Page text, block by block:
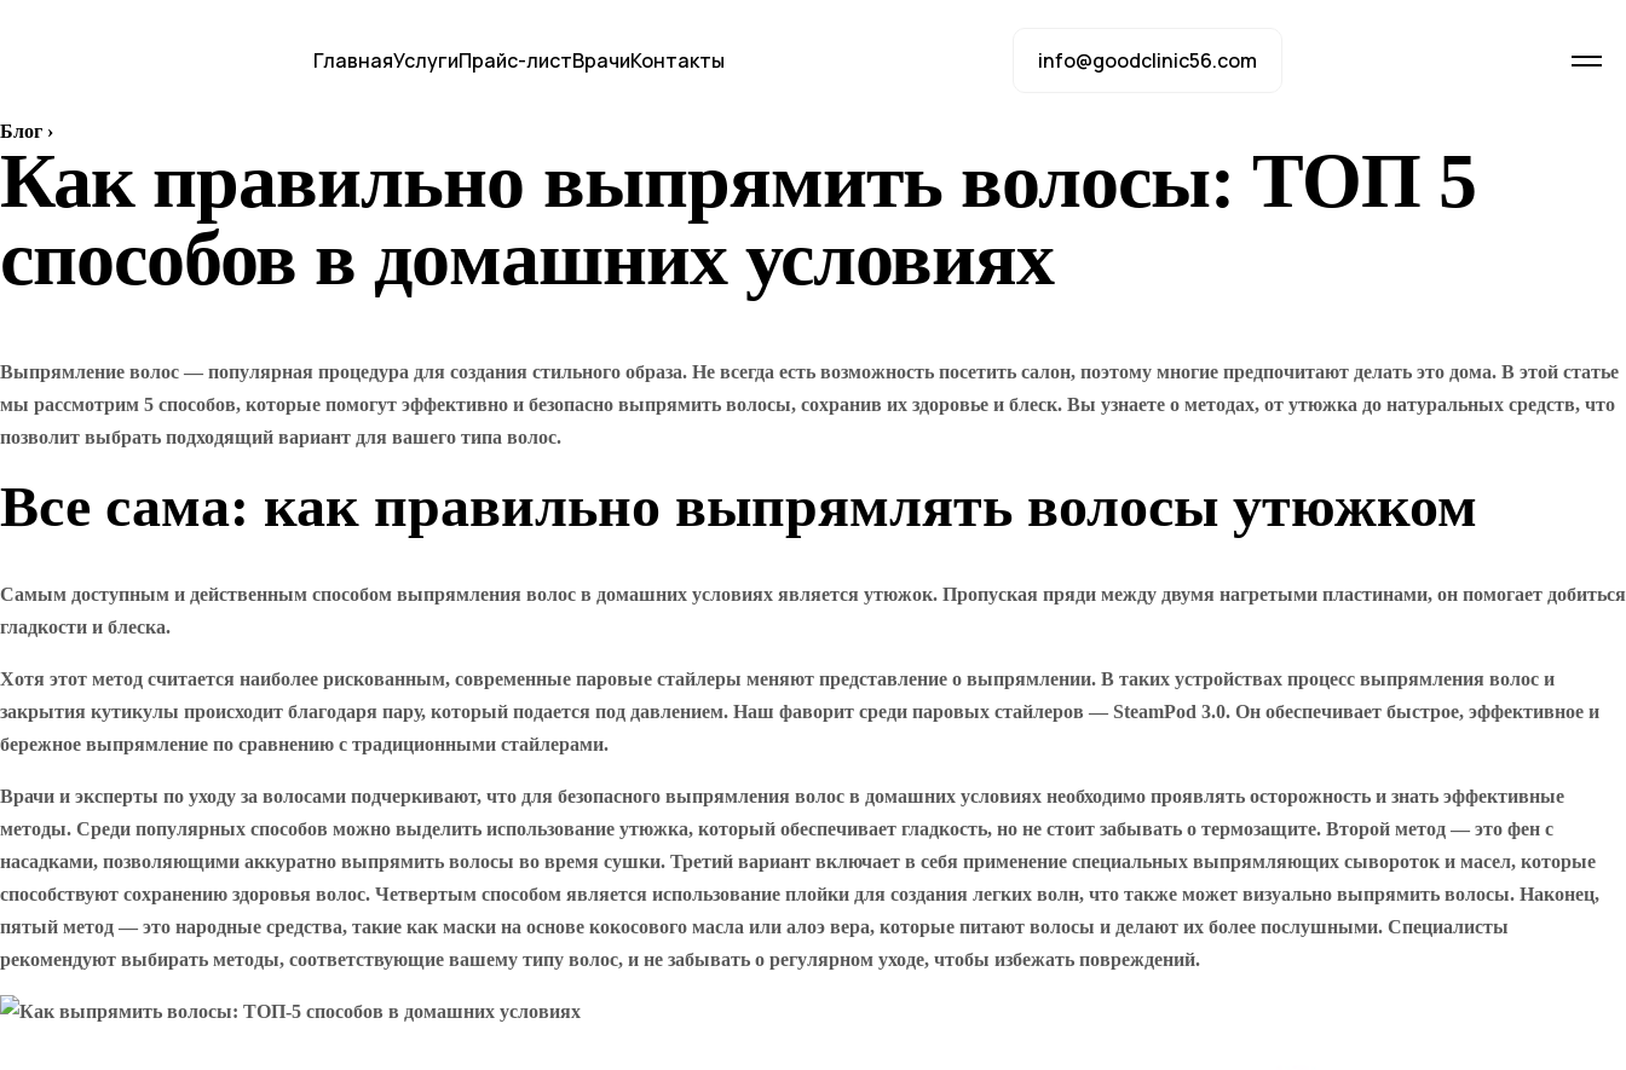
ГлавнаяУслугиПрайс-листВрачиКонтакты info@goodclinic56.com
Блог ›
Как правильно выпрямить волосы: ТОП 5
способов в домашних условиях
Выпрямление волос — популярная процедура для создания стильного образа. Не всегда есть возможность посетить салон, поэтому многие предпочитают делать это дома. В этой статье
мы рассмотрим 5 способов, которые помогут эффективно и безопасно выпрямить волосы, сохранив их здоровье и блеск. Вы узнаете о методах, от утюжка до натуральных средств, что
позволит выбрать подходящий вариант для вашего типа волос.
Все сама: как правильно выпрямлять волосы утюжком
Самым доступным и действенным способом выпрямления волос в домашних условиях является утюжок. Пропуская пряди между двумя нагретыми пластинами, он помогает добиться
гладкости и блеска.
Хотя этот метод считается наиболее рискованным, современные паровые стайлеры меняют представление о выпрямлении. В таких устройствах процесс выпрямления волос и
закрытия кутикулы происходит благодаря пару, который подается под давлением. Наш фаворит среди паровых стайлеров — SteamPod 3.0. Он обеспечивает быстрое, эффективное и
бережное выпрямление по сравнению с традиционными стайлерами.
Врачи и эксперты по уходу за волосами подчеркивают, что для безопасного выпрямления волос в домашних условиях необходимо проявлять осторожность и знать эффективные
методы. Среди популярных способов можно выделить использование утюжка, который обеспечивает гладкость, но не стоит забывать о термозащите. Второй метод — это фен с
насадками, позволяющими аккуратно выпрямить волосы во время сушки. Третий вариант включает в себя применение специальных выпрямляющих сывороток и масел, которые
способствуют сохранению здоровья волос. Четвертым способом является использование плойки для создания легких волн, что также может визуально выпрямить волосы. Наконец,
пятый метод — это народные средства, такие как маски на основе кокосового масла или алоэ вера, которые питают волосы и делают их более послушными. Специалисты
рекомендуют выбирать методы, соответствующие вашему типу волос, и не забывать о регулярном уходе, чтобы избежать повреждений.